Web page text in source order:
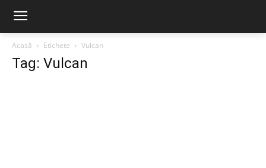
Acasă Etichete Vulcan
Tag: Vulcan